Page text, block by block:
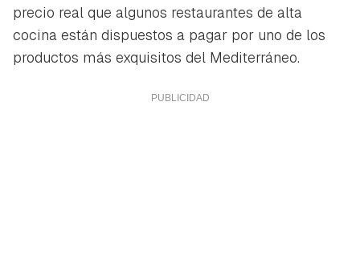
precio real que algunos restaurantes de alta
cocina están dispuestos a pagar por uno de los
productos más exquisitos del Mediterráneo.